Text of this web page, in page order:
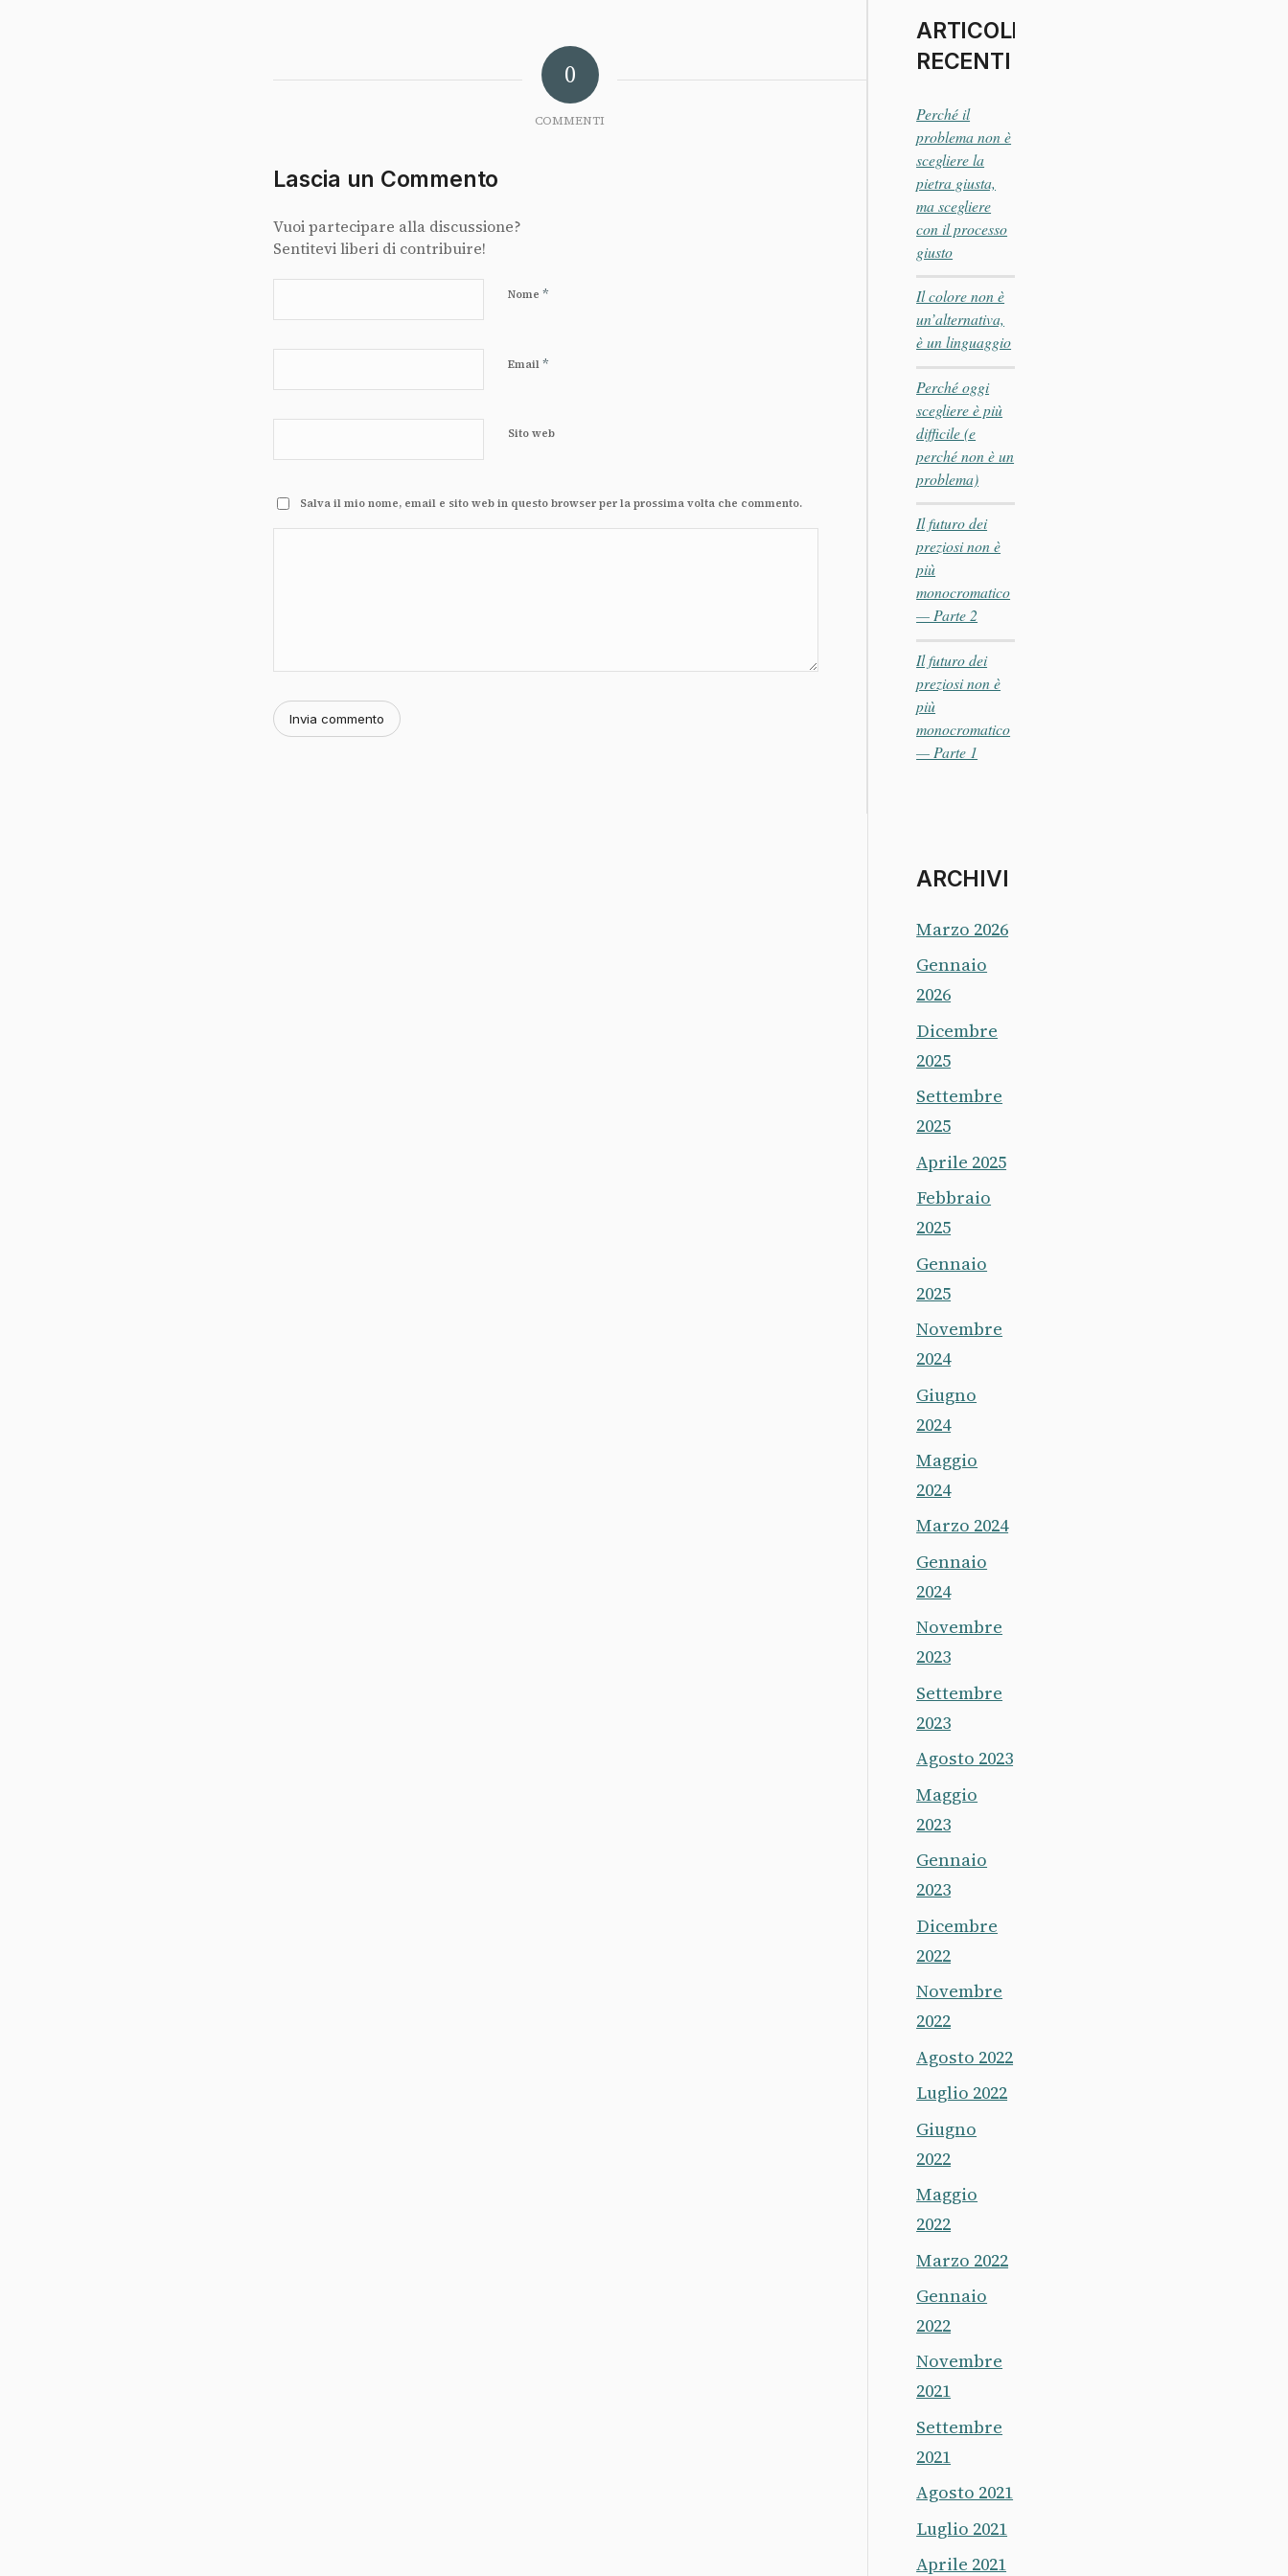
0
COMMENTI
Lascia un Commento
Vuoi partecipare alla discussione?
Sentitevi liberi di contribuire!
Nome*
Email*
Sito web
Salva il mio nome, email e sito web in questo browser per la prossima volta che commento.
ARTICOLI
RECENTI
Perché il
problema non è
scegliere la
pietra giusta,
ma scegliere
con il processo
giusto
Il colore non è
un’alternativa,
è un linguaggio
Perché oggi
scegliere è più
difficile (e
perché non è un
problema)
Il futuro dei
preziosi non è
più
monocromatico
— Parte 2
Il futuro dei
preziosi non è
più
monocromatico
— Parte 1
ARCHIVI
Marzo 2026
Gennaio
2026
Dicembre
2025
Settembre
2025
Aprile 2025
Febbraio
2025
Gennaio
2025
Novembre
2024
Giugno
2024
Maggio
2024
Marzo 2024
Gennaio
2024
Novembre
2023
Settembre
2023
Agosto 2023
Maggio
2023
Gennaio
2023
Dicembre
2022
Novembre
2022
Agosto 2022
Luglio 2022
Giugno
2022
Maggio
2022
Marzo 2022
Gennaio
2022
Novembre
2021
Settembre
2021
Agosto 2021
Luglio 2021
Aprile 2021